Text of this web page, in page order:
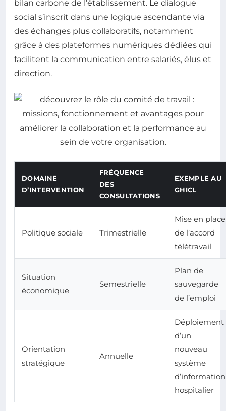
bilan carbone de l’établissement. Le dialogue
social s’inscrit dans une logique ascendante via
des échanges plus collaboratifs, notamment
grâce à des plateformes numériques dédiées qui
facilitent la communication entre salariés, élus et
direction.
DOMAINE
D’INTERVENTION
FRÉQUENCE
DES
CONSULTATIONS
EXEMPLE AU
GHICL
Politique sociale Trimestrielle
Mise en place
de l’accord
télétravail
Situation
économique
Semestrielle
Plan de
sauvegarde
de l’emploi
Orientation
stratégique
Annuelle
Déploiement
d’un
nouveau
système
d’information
hospitalier